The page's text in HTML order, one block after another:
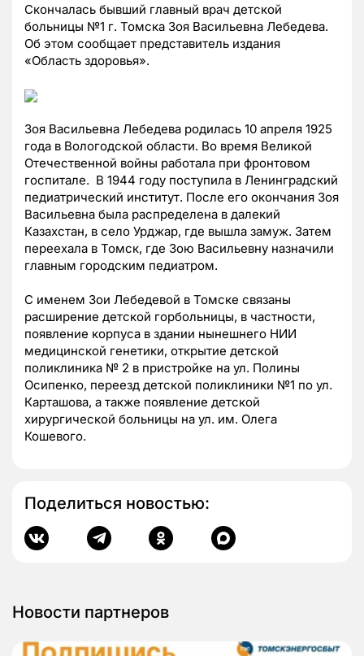
Скончалась бывший главный врач детской
больницы №1 г. Томска Зоя Васильевна Лебедева.
Об этом сообщает представитель издания
«Область здоровья».
Зоя Васильевна Лебедева родилась 10 апреля 1925
года в Вологодской области. Во время Великой
Отечественной войны работала при фронтовом
госпитале. В 1944 году поступила в Ленинградский
педиатрический институт. После его окончания Зоя
Васильевна была распределена в далекий
Казахстан, в село Урджар, где вышла замуж. Затем
переехала в Томск, где Зою Васильевну назначили
главным городским педиатром.
С именем Зои Лебедевой в Томске связаны
расширение детской горбольницы, в частности,
появление корпуса в здании нынешнего НИИ
медицинской генетики, открытие детской
поликлиника № 2 в пристройке на ул. Полины
Осипенко, переезд детской поликлиники №1 по ул.
Карташова, а также появление детской
хирургической больницы на ул. им. Олега
Кошевого.
Поделиться новостью:
Новости партнеров